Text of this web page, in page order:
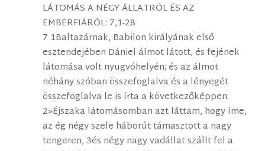
LÁTOMÁS A NÉGY ÁLLATRÓL ÉS AZ
EMBERFIÁRÓL: 7,1-28
7 1Baltazárnak, Babilon királyának első
esztendejében Dániel álmot látott, és fejének
látomása volt nyugvóhelyén; és az álmot
néhány szóban összefoglalva és a lényegét
összefoglalva le is írta a következőképpen:
2»Éjszaka látomásomban azt láttam, hogy íme,
az ég négy szele háborút támasztott a nagy
tengeren, 3és négy nagy vadállat szállt fel a